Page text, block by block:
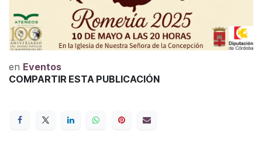
en Eventos
COMPARTIR ESTA PUBLICACIÓN